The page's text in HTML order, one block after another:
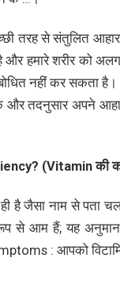
तरह से संतुलित
और हमारे शरीर को
नहीं कर सकता
और तदनुसार अपने
(Vitamin की
है जैसा नाम से पता
से आम हैं; यह अनुमान
: आपको